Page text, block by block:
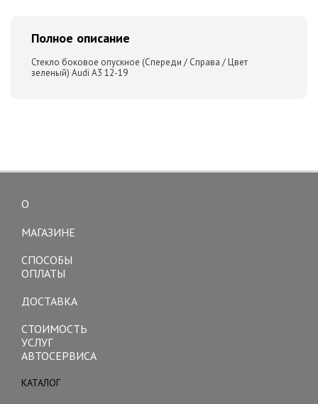
Полное описание
Стекло боковое опускное (Спереди / Справа / Цвет
зеленый) Audi A3 12-19
О
МАГАЗИНЕ
СПОСОБЫ
ОПЛАТЫ
ДОСТАВКА
СТОИМОСТЬ
УСЛУГ
АВТОСЕРВИСА
КАТАЛОГ